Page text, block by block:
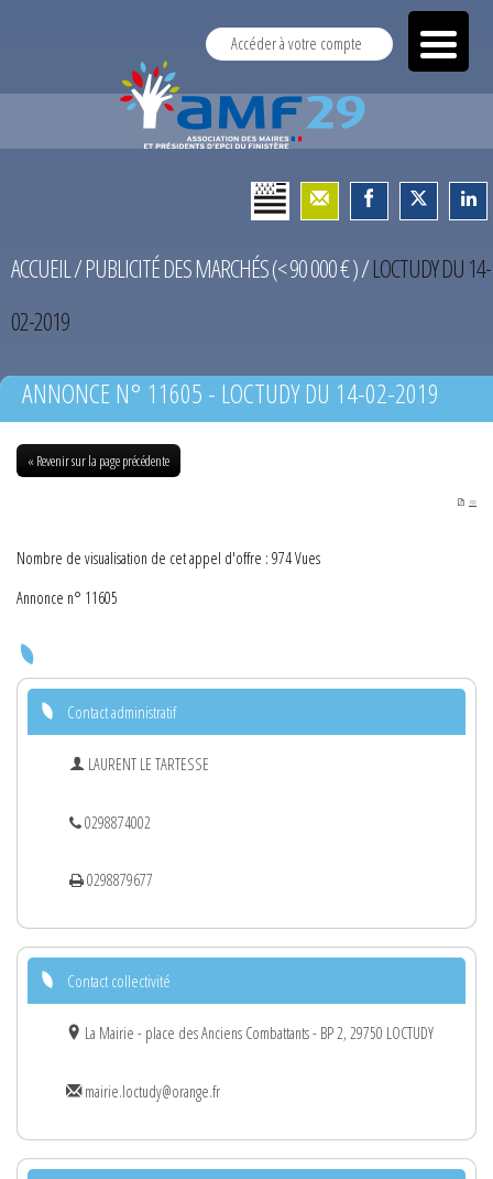
Accéder à votre compte
ACCUEIL/PUBLICITÉ DES MARCHÉS (< 90 000 € )/LOCTUDY DU 14-
02-2019
ANNONCE N° 11605 - LOCTUDY DU 14-02-2019
« Revenir sur la page précédente
PDF
Nombre de visualisation de cet appel d'offre : 974 Vues
Annonce n° 11605
Contact administratif
LAURENT LE TARTESSE
0298874002
0298879677
Contact collectivité
La Mairie - place des Anciens Combattants - BP 2, 29750 LOCTUDY
mairie.loctudy@orange.fr